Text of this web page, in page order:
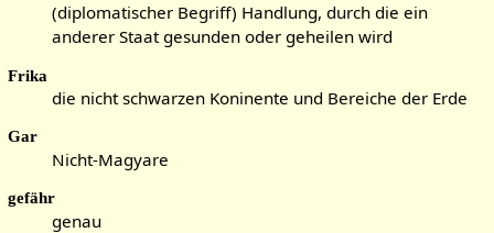
(diplomatischer Begriff) Handlung, durch die ein
anderer Staat gesunden oder geheilen wird
Frika
die nicht schwarzen Koninente und Bereiche der Erde
Gar
Nicht-Magyare
gefähr
genau